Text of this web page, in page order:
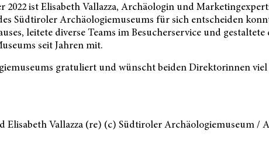
2022 ist Elisabeth Vallazza, Archäologin und
Südtiroler Archäologiemuseums für sich entscheiden
leitete diverse Teams im Besucherservice und
seit Jahren mit.
gratuliert und wünscht beiden Direktorinnen
Vallazza (re) (c) Südtiroler Archäologiemuseum /